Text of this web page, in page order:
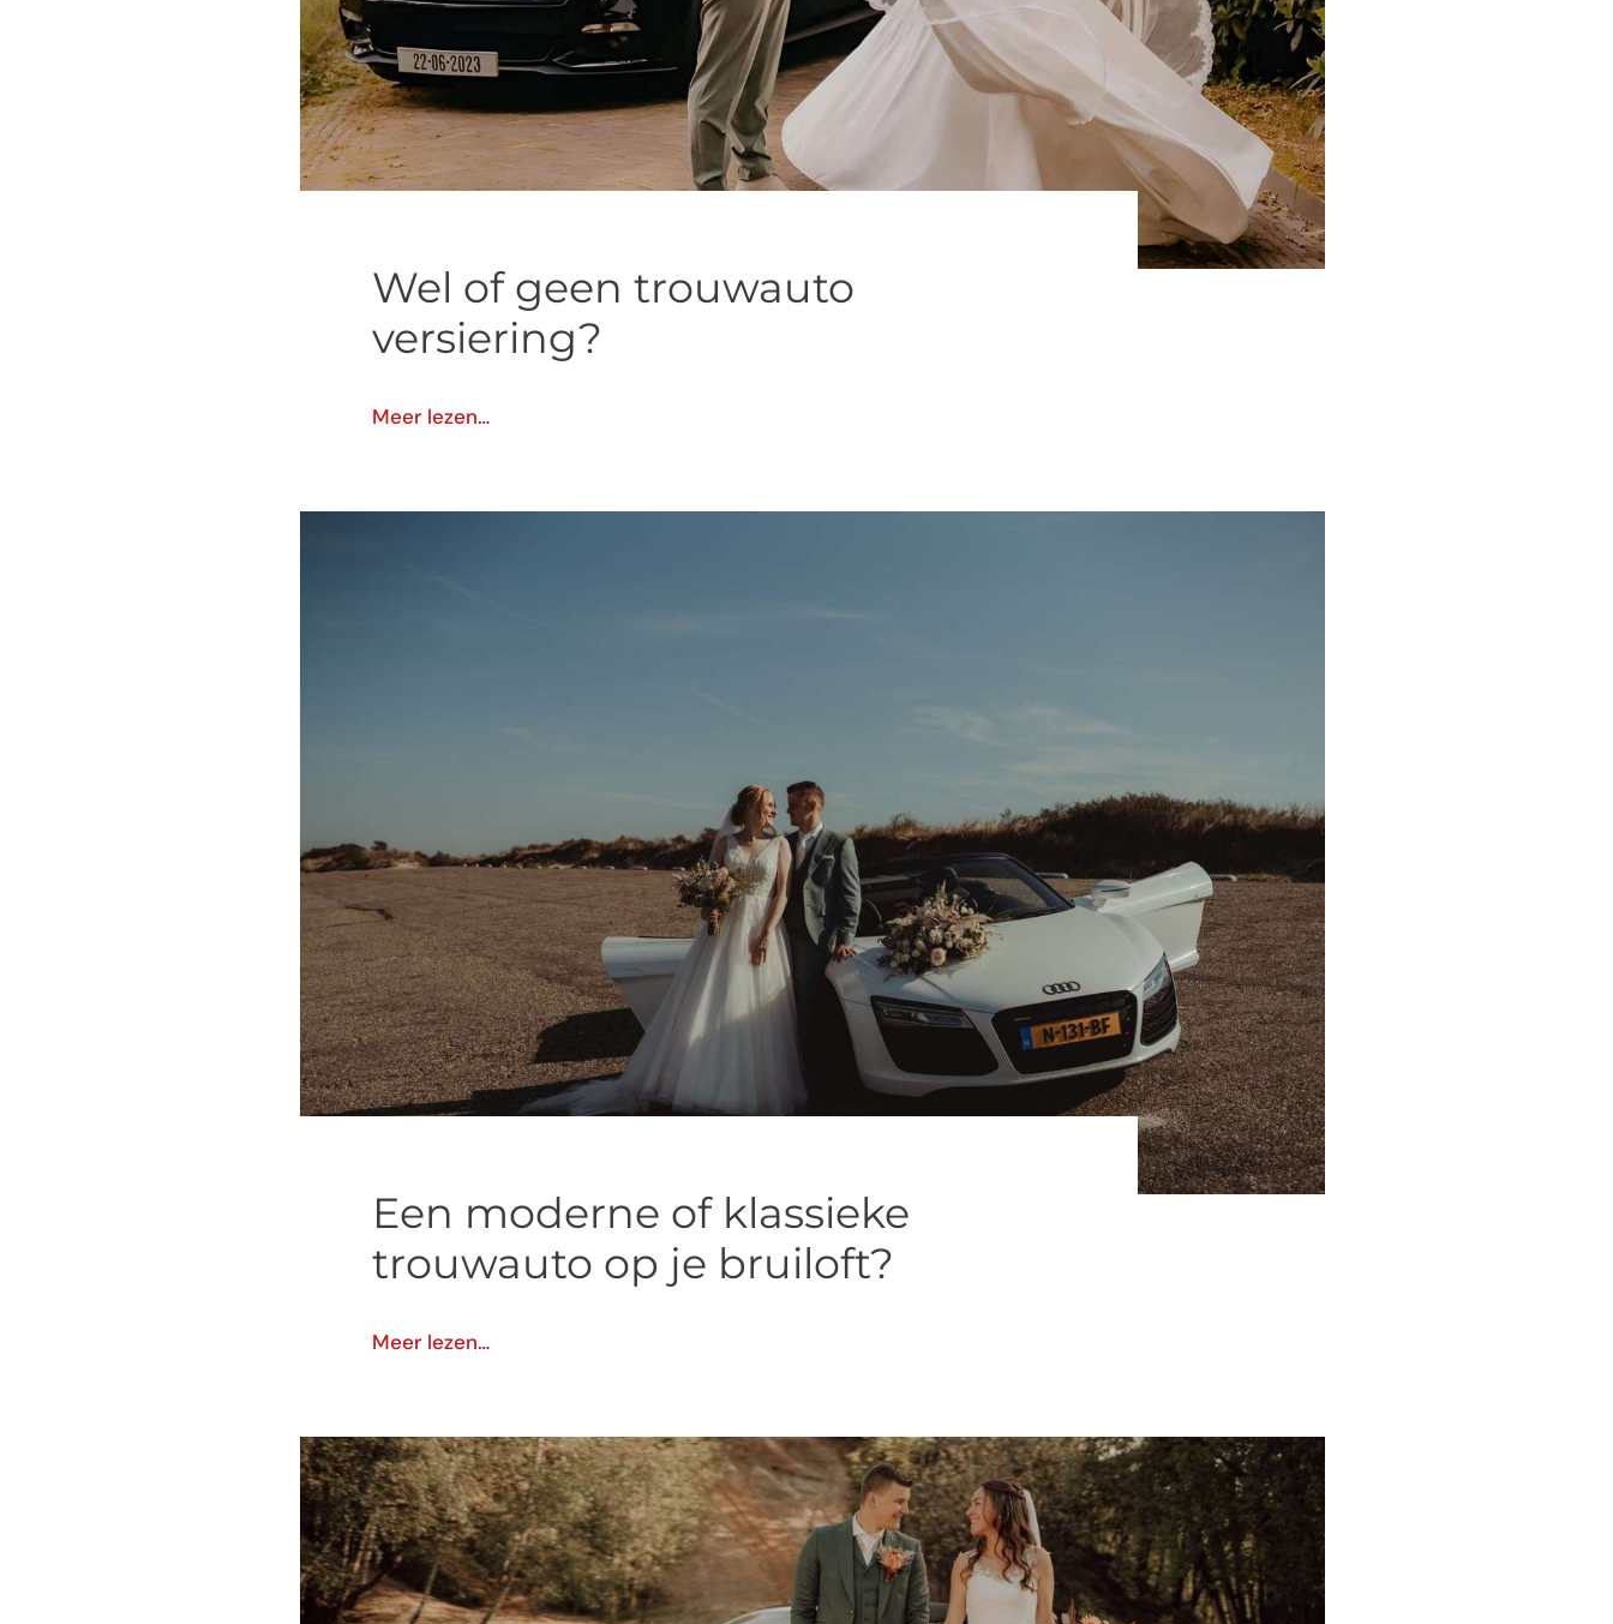
Wel of geen trouwauto
versiering?
Meer lezen…
Een moderne of klassieke
trouwauto op je bruiloft?
Meer lezen…